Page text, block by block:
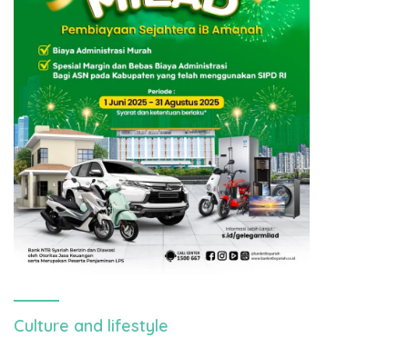
Culture and lifestyle